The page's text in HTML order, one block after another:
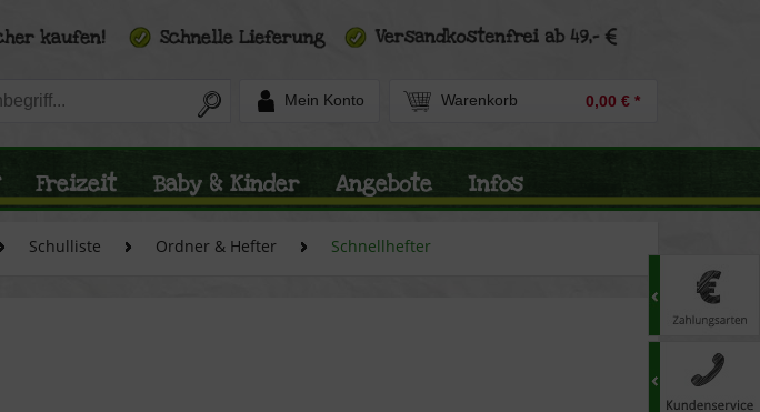
Mein Konto Warenkorb 0,00 € *
Freizeit Baby & Kinder Angebote Infos
Schulliste Ordner & Hefter Schnellhefter